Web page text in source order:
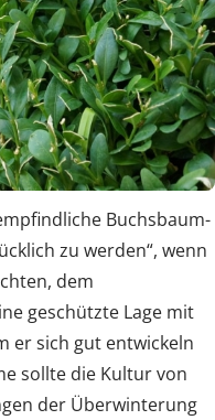
Buchsbaum-
zu werden“, wenn
dem
geschützte Lage mit
er sich gut entwickeln
sollte die Kultur von
der Überwinterung